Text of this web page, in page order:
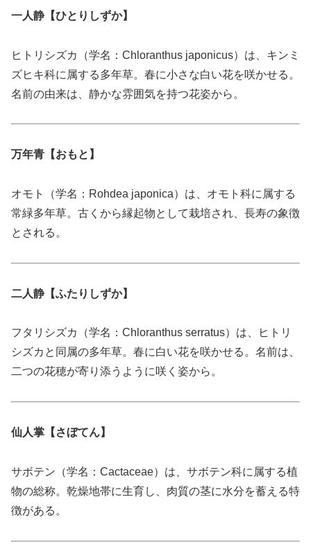
一人静【ひとりしずか】
ヒトリシズカ（学名：Chloranthus japonicus）は、キンミ
ズヒキ科に属する多年草。春に小さな白い花を咲かせる。
名前の由来は、静かな雰囲気を持つ花姿から。
万年青【おもと】
オモト（学名：Rohdea japonica）は、オモト科に属する
常緑多年草。古くから縁起物として栽培され、長寿の象徴
とされる。
二人静【ふたりしずか】
フタリシズカ（学名：Chloranthus serratus）は、ヒトリ
シズカと同属の多年草。春に白い花を咲かせる。名前は、
二つの花穂が寄り添うように咲く姿から。
仙人掌【さぼてん】
サボテン（学名：Cactaceae）は、サボテン科に属する植
物の総称。乾燥地帯に生育し、肉質の茎に水分を蓄える特
徴がある。